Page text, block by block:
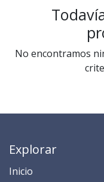
No encontramos
Explorar
Inicio